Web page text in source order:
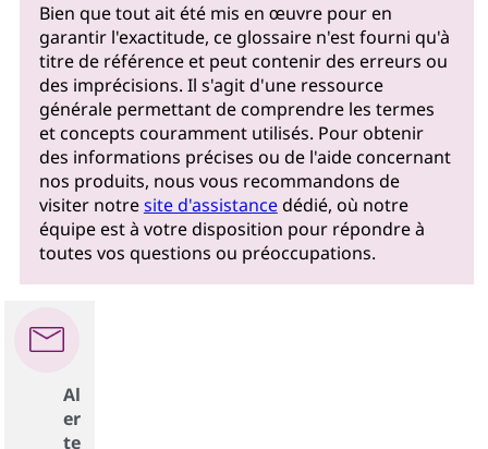
Bien que tout ait été mis en œuvre pour en
garantir l'exactitude, ce glossaire n'est fourni qu'à
titre de référence et peut contenir des erreurs ou
des imprécisions. Il s'agit d'une ressource
générale permettant de comprendre les termes
et concepts couramment utilisés. Pour obtenir
des informations précises ou de l'aide concernant
nos produits, nous vous recommandons de
visiter notresite d'assistancedédié, où notre
équipe est à votre disposition pour répondre à
toutes vos questions ou préoccupations.
Al
er
te